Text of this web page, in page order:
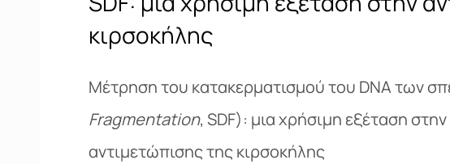
κιρσοκήλης
Μέτρηση του κατακερματισμού του DNA των
Fragmentation, SDF): μια χρήσιμη εξέταση
αντιμετώπισης της κιρσοκήλης